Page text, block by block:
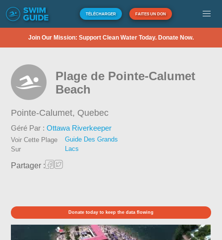
TÉLÉCHARGER FAITES UN DON
Join Our Mission: Support Clean Water Today. Donate Now.
Plage de Pointe-Calumet
Beach
Pointe-Calumet, Quebec
Géré Par :Ottawa Riverkeeper
Voir Cette Plage
Sur
Guide Des Grands
Lacs
Partager :
Donate today to keep the data flowing